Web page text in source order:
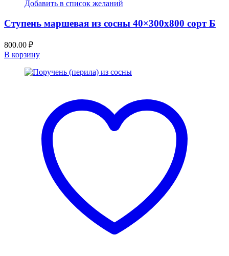
Добавить в список желаний
Ступень маршевая из сосны 40×300х800 сорт Б
800.00 ₽
В корзину